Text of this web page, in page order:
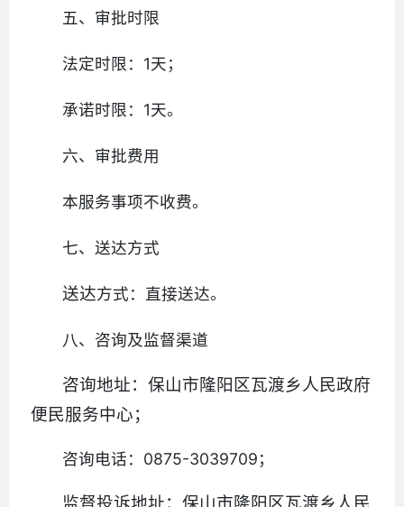
五、审批时限
法定时限：1天；
承诺时限：1天。
六、审批费用
本服务事项不收费。
七、送达方式
送达方式：直接送达。
八、咨询及监督渠道
咨询地址：保山市隆阳区瓦渡乡人民政府
便民服务中心；
咨询电话：0875-3039709；
监督投诉地址：保山市隆阳区瓦渡乡人民